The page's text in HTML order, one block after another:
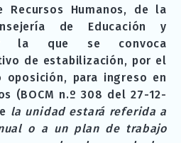
Recursos Humanos, de la
de Educación y
la que se convoca
de estabilización, por el
oposición, para ingreso en
(BOCM n.º 308 del 27-12-
la unidad estará referida a
o a un plan de trabajo